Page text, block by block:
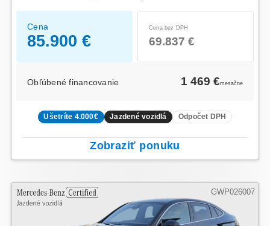
Cena
85.900 €
Cena bez DPH
69.837 €
Obľúbené financovanie 1 469 €mesačne
Ušetríte 4.000€ Jazdené vozidlá Odpočet DPH
Zobraziť ponuku
GWP026007